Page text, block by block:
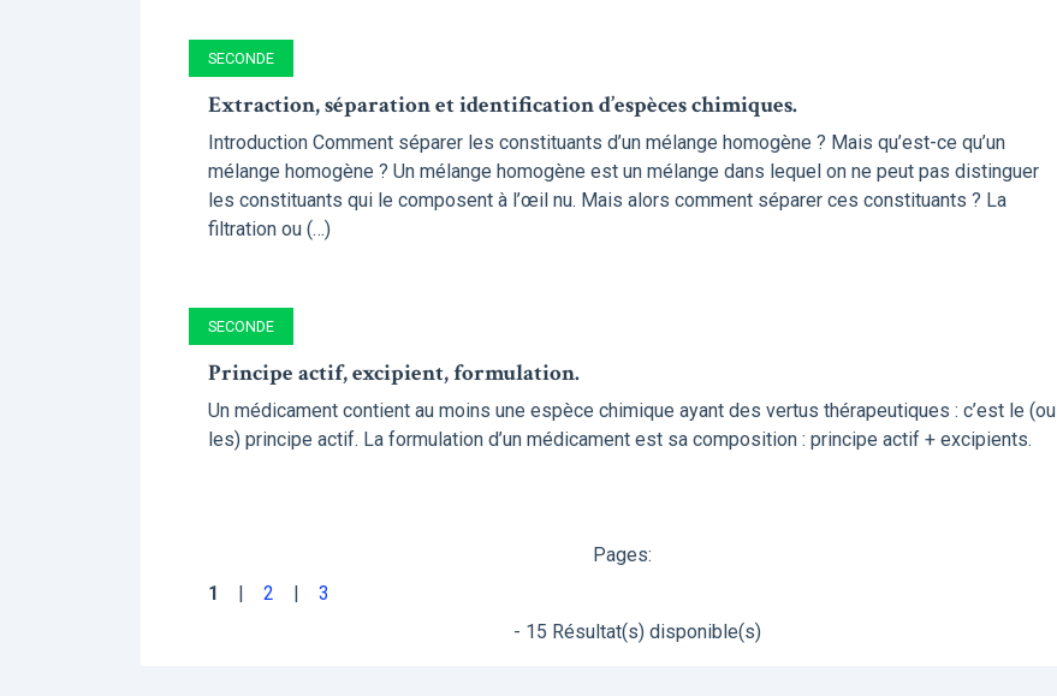
SECONDE
Extraction, séparation et identification d’espèces chimiques.
Introduction Comment séparer les constituants d’un mélange homogène ? Mais qu’est-ce qu’un
mélange homogène ? Un mélange homogène est un mélange dans lequel on ne peut pas distinguer
les constituants qui le composent à l’œil nu. Mais alors comment séparer ces constituants ? La
filtration ou (…)
SECONDE
Principe actif, excipient, formulation.
Un médicament contient au moins une espèce chimique ayant des vertus thérapeutiques : c’est le (ou
les) principe actif. La formulation d’un médicament est sa composition : principe actif + excipients.
Pages:
1
2
3
15 Résultat(s) disponible(s)